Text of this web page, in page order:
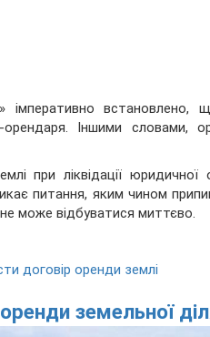
встановлено,
орендаря. Іншими словами,
при ліквідації
питання, яким чином
може відбуватися миттєво.
договір оренди землі
земельної